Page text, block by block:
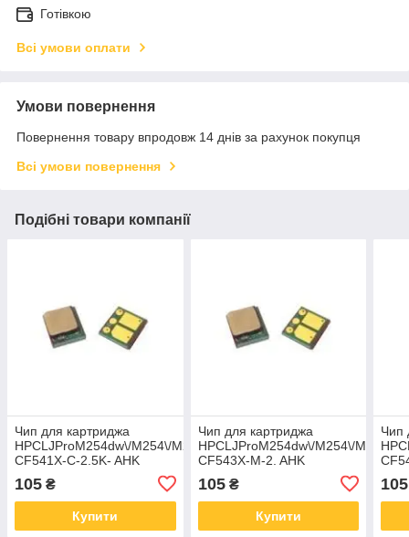
Готівкою
Всі умови оплати
Умови повернення
Повернення товару впродовж 14 днів за рахунок покупця
Всі умови повернення
Подібні товари компанії
Чип для картриджа
HPCLJProM254dw\/M254\/M280nw\/M280\/M2812.5KCyanH-
CF541X-C-2.5K- AHK
105 ₴
Купити
Чип для картриджа
HPCLJProM254dw\/M254\/
CF543X-M-2. AHK
105₴
Купити
Чип
105